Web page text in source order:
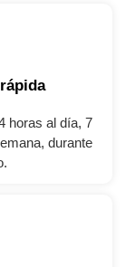
horas al día, 7
durante